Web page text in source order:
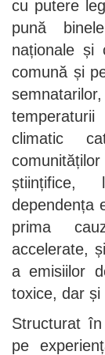
cu putere
pună
naționale și
comună și
climatic
științifice,
dependența
prima
accelerate,
a emisiilor
toxice, dar și
Structurat
pe